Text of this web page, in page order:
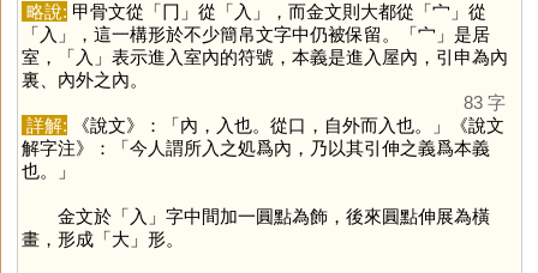
略說: 甲骨文從「冂 」從「入 」，而金文則大都從「宀 」從
「入 」，這一構形於不少簡帛文字中仍被保留。「宀 」是居
室，「入 」表示進入室內的符號，本義是進入屋內，引申為內
裏、內外之內。
83 字
詳解: 《說文》：「內，入也。從口，自外而入也。」《說文
解字注》：「今人謂所入之処爲內，乃以其引伸之義爲本義
也。」
金文於「入 」字中間加一圓點為飾，後來圓點伸展為橫
畫，形成「大」形。